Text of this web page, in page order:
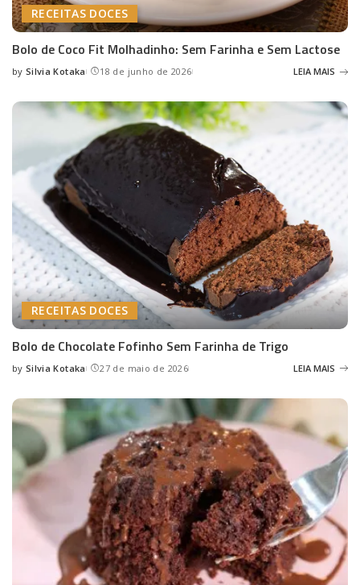
RECEITAS DOCES
Bolo de Coco Fit Molhadinho: Sem Farinha e Sem Lactose
Posted
by Silvia Kotaka 18 de junho de 2026 LEIA MAIS
RECEITAS DOCES
Bolo de Chocolate Fofinho Sem Farinha de Trigo
Posted
by Silvia Kotaka 27 de maio de 2026 LEIA MAIS